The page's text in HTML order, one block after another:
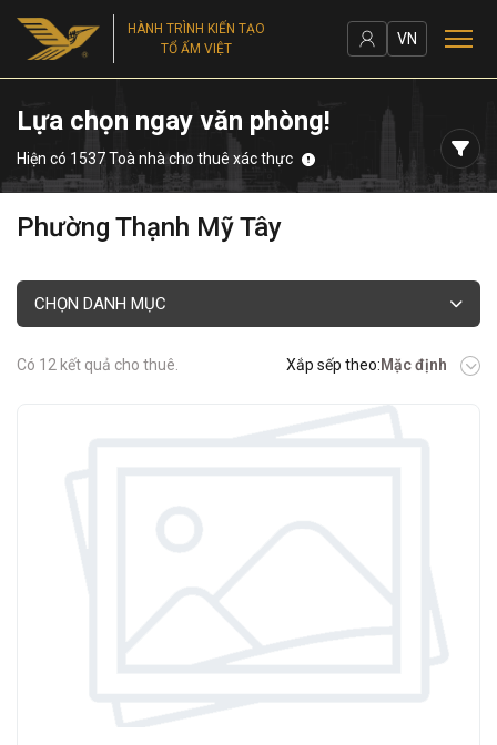
HÀNH TRÌNH KIẾN TẠO
TỔ ẤM VIỆT
VN
Lựa chọn ngay văn phòng!
Hiện có 1537 Toà nhà cho thuê xác thực
Phường Thạnh Mỹ Tây
CHỌN DANH MỤC
Có 12 kết quả cho thuê. Xắp sếp theo:Mặc định